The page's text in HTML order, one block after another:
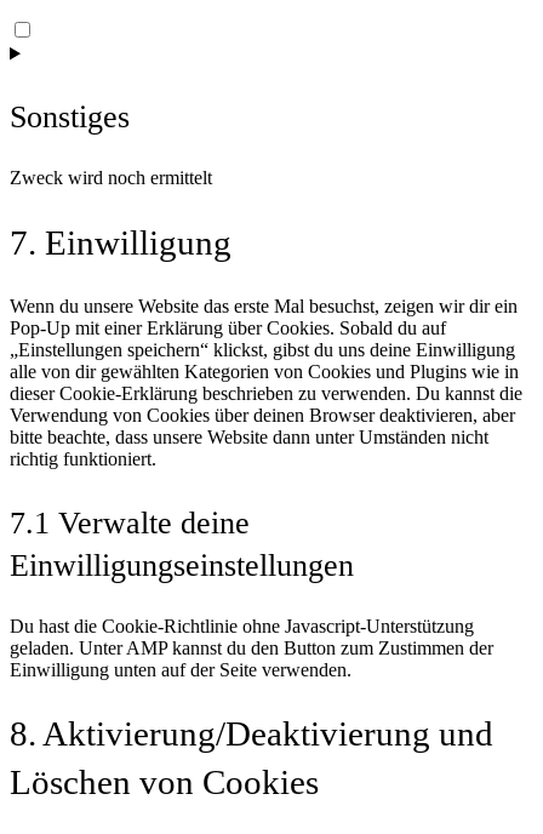
Consent
to
Sonstiges
Zweck wird noch ermittelt
to
service
7. Einwilligung
Wenn du unsere Website das erste Mal besuchst, zeigen wir dir ein
Pop-Up mit einer Erklärung über Cookies. Sobald du auf
„Einstellungen speichern“ klickst, gibst du uns deine Einwilligung
alle von dir gewählten Kategorien von Cookies und Plugins wie in
dieser Cookie-Erklärung beschrieben zu verwenden. Du kannst die
Verwendung von Cookies über deinen Browser deaktivieren, aber
bitte beachte, dass unsere Website dann unter Umständen nicht
richtig funktioniert.
7.1 Verwalte deine
Einwilligungseinstellungen
Du hast die Cookie-Richtlinie ohne Javascript-Unterstützung
geladen. Unter AMP kannst du den Button zum Zustimmen der
Einwilligung unten auf der Seite verwenden.
8. Aktivierung/Deaktivierung und
Löschen von Cookies